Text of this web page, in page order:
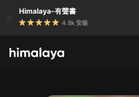
Himalaya-有聲書
4.8k 安裝